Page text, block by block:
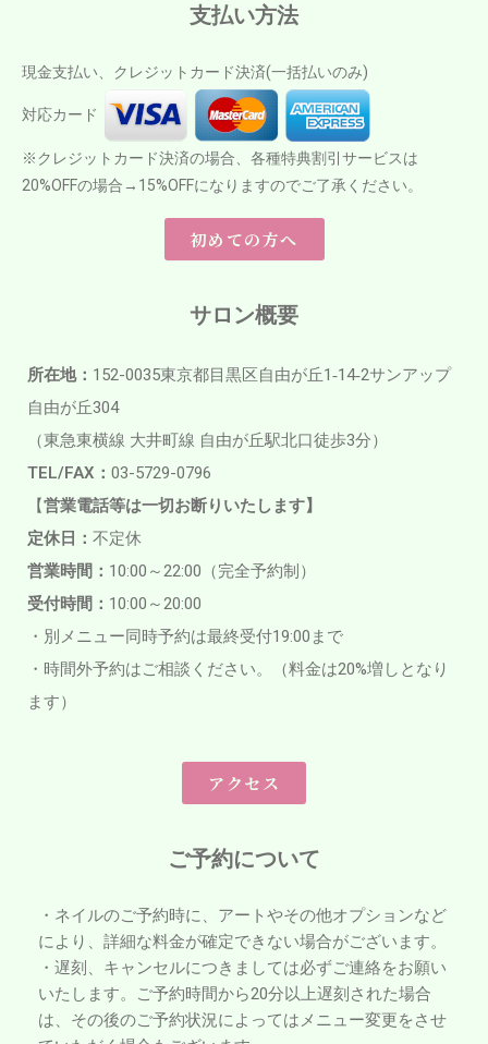
支払い方法
現金支払い、クレジットカード決済(一括払いのみ)
対応カード
※クレジットカード決済の場合、各種特典割引サービスは
20%OFFの場合→15%OFFになりますのでご了承ください。
初めての方へ
サロン概要
所在地： 152-0035東京都目黒区自由が丘1‐14‐2サンアップ
自由が丘304
（東急東横線 大井町線 自由が丘駅北口徒歩3分）
TEL/FAX： 03-5729-0796
【営業電話等は一切お断りいたします】
定休日： 不定休
営業時間： 10:00～22:00（完全予約制）
受付時間： 10:00～20:00
・別メニュー同時予約は最終受付19:00まで
・時間外予約はご相談ください。（料金は20%増しとなり
ます）
アクセス
ご予約について
・ネイルのご予約時に、アートやその他オプションなど
により、詳細な料金が確定できない場合がございます。
・遅刻、キャンセルにつきましては必ずご連絡をお願い
いたします。ご予約時間から20分以上遅刻された場合
は、その後のご予約状況によってはメニュー変更をさせ